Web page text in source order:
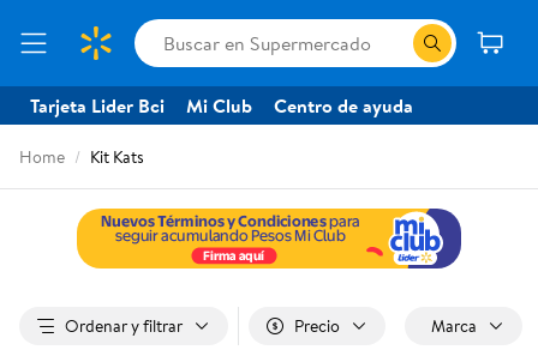
Tarjeta Lider Bci Mi Club Centro de ayuda
Home Kit Kats
Ordenar y filtrar Precio Marca